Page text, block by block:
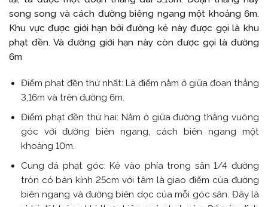
song song và cách đường biêng ngang một khoảng 6m.
Khu vực được giới hạn bởi đường kẻ này được gọi là khu
phạt đền. Và đường giới hạn này còn được gọi là đường
6m
Điểm phạt đền thứ nhất: Là điểm nằm ở giữa đoạn thẳng
3,16m và trên đường 6m.
Điểm phạt đền thứ hai: Nằm ở giữa đường thẳng vuông
góc với đường biên ngang, cách biên ngang một
khoảng 10m.
Cung đá phạt góc: Kẻ vào phía trong sân 1/4 đường
tròn có bán kính 25cm với tâm là giao điểm của đường
biên ngang và đường biên dọc của mỗi góc sân. Đây là